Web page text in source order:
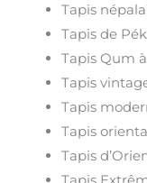
Tapis
Tapis de
Tapis Qum
Tapis
Tapis
Tapis
Tapis